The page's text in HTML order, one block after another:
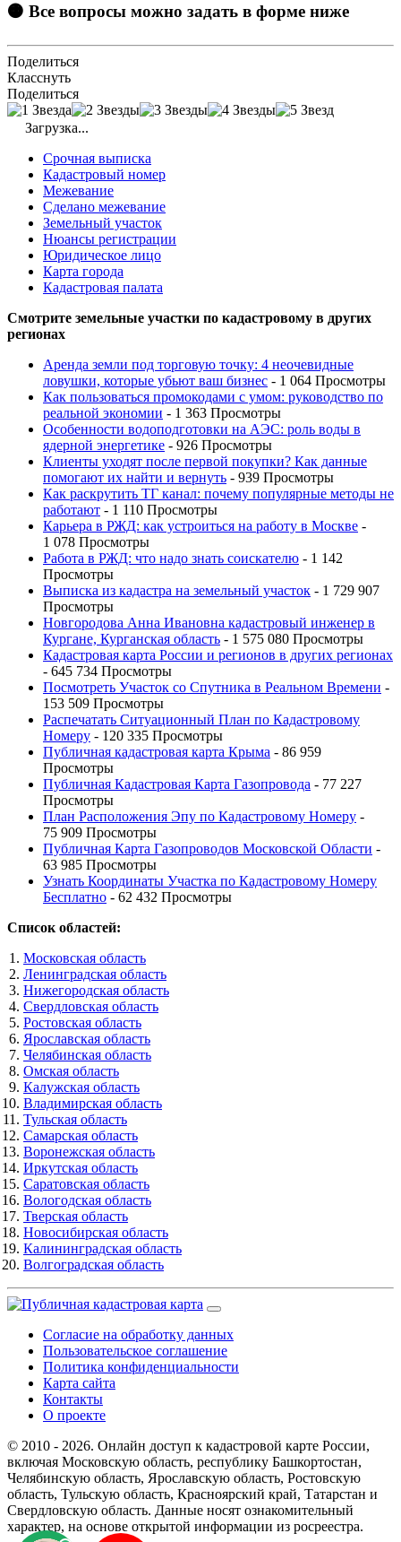
🟠 Все вопросы можно задать в форме ниже
Поделиться
Класснуть
Поделиться
Загрузка...
Срочная выписка
Кадастровый номер
Межевание
Сделано межевание
Земельный участок
Нюансы регистрации
Юридическое лицо
Карта города
Кадастровая палата
Смотрите земельные участки по кадастровому в других
регионах
Аренда земли под торговую точку: 4 неочевидные
ловушки, которые убьют ваш бизнес - 1 064 Просмотры
Как пользоваться промокодами с умом: руководство по
реальной экономии - 1 363 Просмотры
Особенности водоподготовки на АЭС: роль воды в
ядерной энергетике - 926 Просмотры
Клиенты уходят после первой покупки? Как данные
помогают их найти и вернуть - 939 Просмотры
Как раскрутить ТГ канал: почему популярные методы не
работают - 1 110 Просмотры
Карьера в РЖД: как устроиться на работу в Москве -
1 078 Просмотры
Работа в РЖД: что надо знать соискателю - 1 142
Просмотры
Выписка из кадастра на земельный участок - 1 729 907
Просмотры
Новгородова Анна Ивановна кадастровый инженер в
Кургане, Курганская область - 1 575 080 Просмотры
Кадастровая карта России и регионов в других регионах
- 645 734 Просмотры
Посмотреть Участок со Спутника в Реальном Времени -
153 509 Просмотры
Распечатать Ситуационный План по Кадастровому
Номеру - 120 335 Просмотры
Публичная кадастровая карта Крыма - 86 959
Просмотры
Публичная Кадастровая Карта Газопровода - 77 227
Просмотры
План Расположения Эпу по Кадастровому Номеру -
75 909 Просмотры
Публичная Карта Газопроводов Московской Области -
63 985 Просмотры
Узнать Координаты Участка по Кадастровому Номеру
Бесплатно - 62 432 Просмотры
Список областей:
Московская область
Ленинградская область
Нижегородская область
Свердловская область
Ростовская область
Ярославская область
Челябинская область
Омская область
Калужская область
Владимирская область
Тульская область
Самарская область
Воронежская область
Иркутская область
Саратовская область
Вологодская область
Тверская область
Новосибирская область
Калининградская область
Волгоградская область
Согласие на обработку данных
Пользовательское соглашение
Политика конфиденциальности
Карта сайта
Контакты
О проекте
© 2010 - 2026. Онлайн доступ к кадастровой карте России,
включая Московскую область, республику Башкортостан,
Челябинскую область, Ярославскую область, Ростовскую
область, Тульскую область, Красноярский край, Татарстан и
Свердловскую область. Данные носят ознакомительный
характер, на основе открытой информации из росреестра.